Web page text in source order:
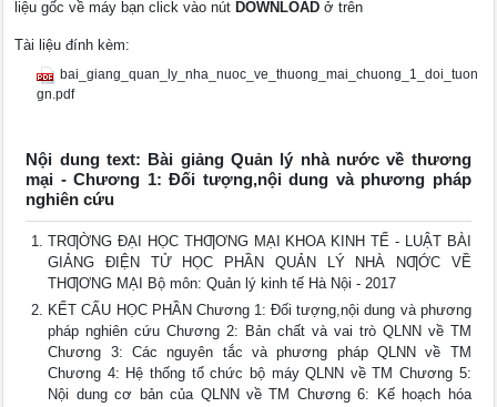
liệu gốc về máy bạn click vào nút DOWNLOAD ở trên
Tài liệu đính kèm:
bai_giang_quan_ly_nha_nuoc_ve_thuong_mai_chuong_1_doi_tuon
gn.pdf
Nội dung text: Bài giảng Quản lý nhà nước về thương
mại - Chương 1: Đối tượng,nội dung và phương pháp
nghiên cứu
TRƢỜNG ĐẠI HỌC THƢƠNG MẠI KHOA KINH TẾ - LUẬT BÀI
GIẢNG ĐIỆN TỬ HỌC PHẦN QUẢN LÝ NHÀ NƢỚC VỀ
THƢƠNG MẠI Bộ môn: Quản lý kinh tế Hà Nội - 2017
KẾT CẤU HỌC PHẦN Chương 1: Đối tượng,nội dung và phương
pháp nghiên cứu Chương 2: Bản chất và vai trò QLNN về TM
Chương 3: Các nguyên tắc và phương pháp QLNN về TM
Chương 4: Hệ thống tổ chức bộ máy QLNN về TM Chương 5:
Nội dung cơ bản của QLNN về TM Chương 6: Kế hoạch hóa